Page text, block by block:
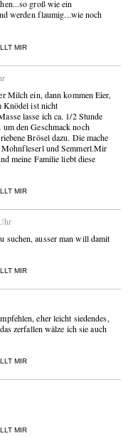
groß wie ein
werden flaumig...wie noch
MIR
Milch ein, dann kommen Eier,
Knödel ist nicht
lasse ich ca. 1/2 Stunde
den Geschmack noch
Brösel dazu. Die mache
und Semmerl.Mir
meine Familie liebt diese
MIR
suchen, ausser man will damit
MIR
eher leicht siedendes,
zerfallen wälze ich sie auch
MIR
MIR